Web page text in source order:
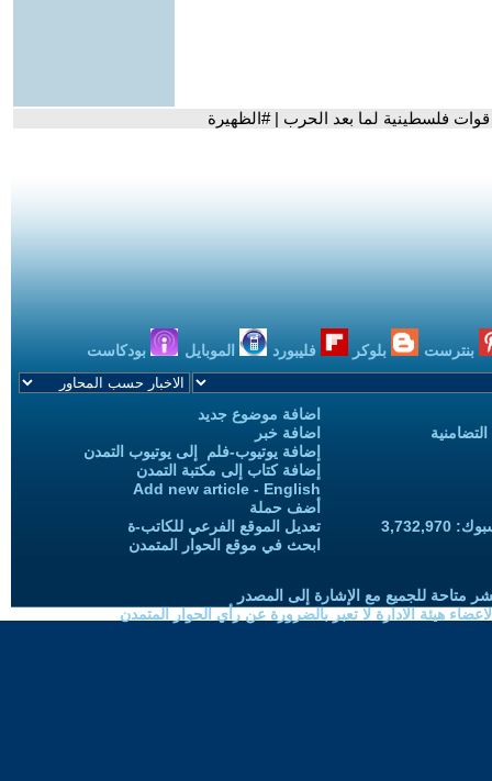
فلسطينية لما بعد الحرب | #الظهيرة
بنترست بلوكر فليبورد الموبايل بودكاست
اضافة موضوع جديد
اضافة خبر
إضافة يوتيوب-فلم إلى يوتيوب التمدن
إضافة كتاب إلى مكتبة التمدن
Add new article - English
أضف حملة
تعديل الموقع الفرعي للكاتب-ة
ابحث في موقع الحوار المتمدن
متاحة للجميع مع الإشارة إلى المصدر
هيئة الادارة لا تعبر بالضرورة عن رأي الحوار المتمدن